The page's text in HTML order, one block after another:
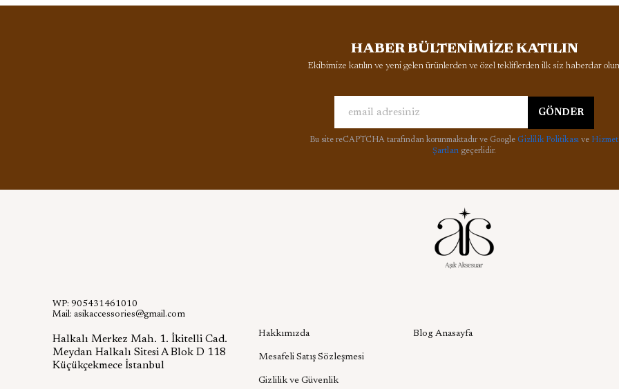
HABER BÜLTENİMİZE KATILIN
Ekibimize katılın ve yeni gelen ürünlerden ve özel tekliflerden ilk siz haberdar
GÖNDER
Bu site reCAPTCHA tarafından korunmaktadır ve Google Gizlilik Politikasıve Hizmet
Şartları geçerlidir.
Hakkımızda
Mesafeli Satış Sözleşmesi
Gizlilik ve Güvenlik
Blog Anasayfa
WP: 905431461010
Mail: asikaccessories@gmail.com
Halkalı Merkez Mah. 1. İkitelli Cad.
Meydan Halkalı Sitesi A Blok D 118
Küçükçekmece İstanbul